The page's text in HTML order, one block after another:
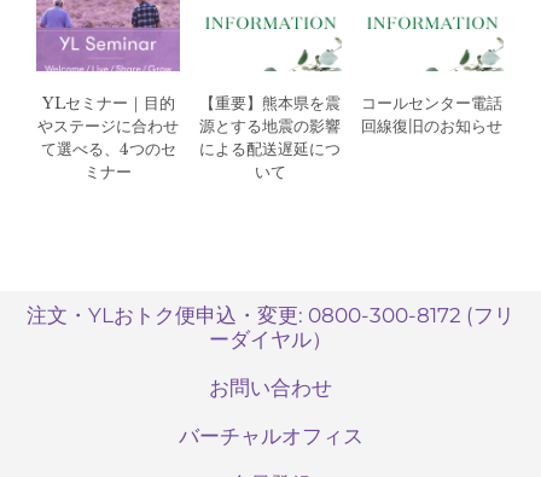
YLセミナー｜目的
やステージに合わせ
て選べる、4つのセ
ミナー
【重要】熊本県を震
源とする地震の影響
による配送遅延につ
いて
コールセンター電話
回線復旧のお知らせ
注文・YLおトク便申込・変更: 0800-300-8172 (フリ
ーダイヤル）
お問い合わせ
バーチャルオフィス